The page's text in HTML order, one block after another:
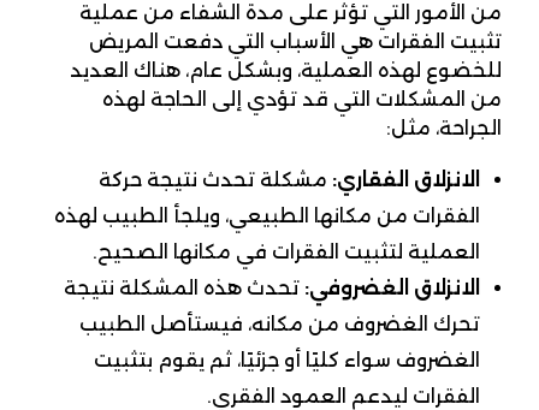
من الأمور التي تؤثر على مدة الشفاء من عملية
تثبيت الفقرات هي الأسباب التي دفعت المريض
للخضوع لهذه العملية، وبشكل عام، هناك العديد
من المشكلات التي قد تؤدي إلى الحاجة لهذه
الجراحة، مثل:
الانزلاق الفقاري: مشكلة تحدث نتيجة حركة
الفقرات من مكانها الطبيعي، ويلجأ الطبيب لهذه
العملية لتثبيت الفقرات في مكانها الصحيح.
الانزلاق الغضروفي: تحدث هذه المشكلة نتيجة
تحرك الغضروف من مكانه، فيستأصل الطبيب
الغضروف سواء كليًا أو جزئيًا، ثم يقوم بتثبيت
الفقرات ليدعم العمود الفقري.